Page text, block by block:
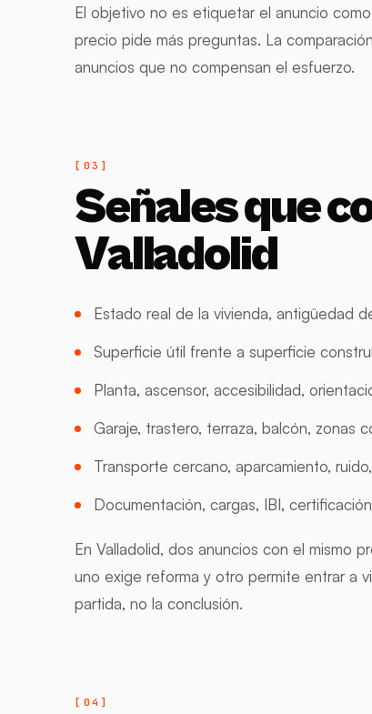
El objetivo no es etiquetar el anuncio
precio pide más preguntas. La
anuncios que no compensan el esfuerzo.
Señales que
Valladolid
Estado real de la vivienda, antigüedad
Superficie útil frente a superficie
Planta, ascensor, accesibilidad,
Garaje, trastero, terraza, balcón, zonas
Transporte cercano, aparcamiento,
Documentación, cargas, IBI,
En Valladolid, dos anuncios con el mismo
uno exige reforma y otro permite entrar a
partida, no la conclusión.